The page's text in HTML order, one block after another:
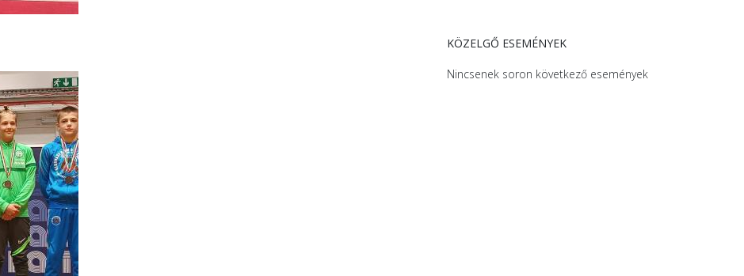
KÖZELGŐ ESEMÉNYEK
Nincsenek soron következő események